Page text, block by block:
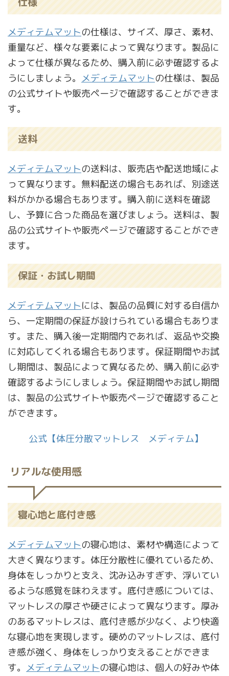
メディテムマットの仕様は、サイズ、厚さ、素材、
重量など、様々な要素によって異なります。製品に
よって仕様が異なるため、購入前に必ず確認するよ
うにしましょう。 メディテムマットの仕様は、製品
の公式サイトや販売ページで確認することができま
す。
送料
メディテムマットの送料は、販売店や配送地域によ
って異なります。無料配送の場合もあれば、別途送
料がかかる場合もあります。購入前に送料を確認
し、予算に合った商品を選びましょう。送料は、製
品の公式サイトや販売ページで確認することができ
ます。
保証・お試し期間
メディテムマットには、製品の品質に対する自信か
ら、一定期間の保証が設けられている場合もありま
す。また、購入後一定期間内であれば、返品や交換
に対応してくれる場合もあります。保証期間やお試
し期間は、製品によって異なるため、購入前に必ず
確認するようにしましょう。保証期間やお試し期間
は、製品の公式サイトや販売ページで確認すること
ができます。
公式【体圧分散マットレス メディテム】
リアルな使用感
寝心地と底付き感
メディテムマットの寝心地は、素材や構造によって
大きく異なります。体圧分散性に優れているため、
身体をしっかりと支え、沈み込みすぎず、浮いてい
るような感覚を味わえます。底付き感については、
マットレスの厚さや硬さによって異なります。厚み
のあるマットレスは、底付き感が少なく、より快適
な寝心地を実現します。硬めのマットレスは、底付
き感が強く、身体をしっかり支えることができま
す。 メディテムマットの寝心地は、個人の好みや体